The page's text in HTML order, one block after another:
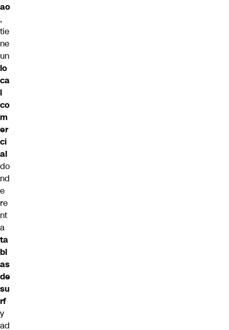
ao
,
tie
ne
un
lo
ca
l
co
m
er
ci
al
do
nd
e
re
nt
a
ta
bl
as
de
su
rf
y
ad